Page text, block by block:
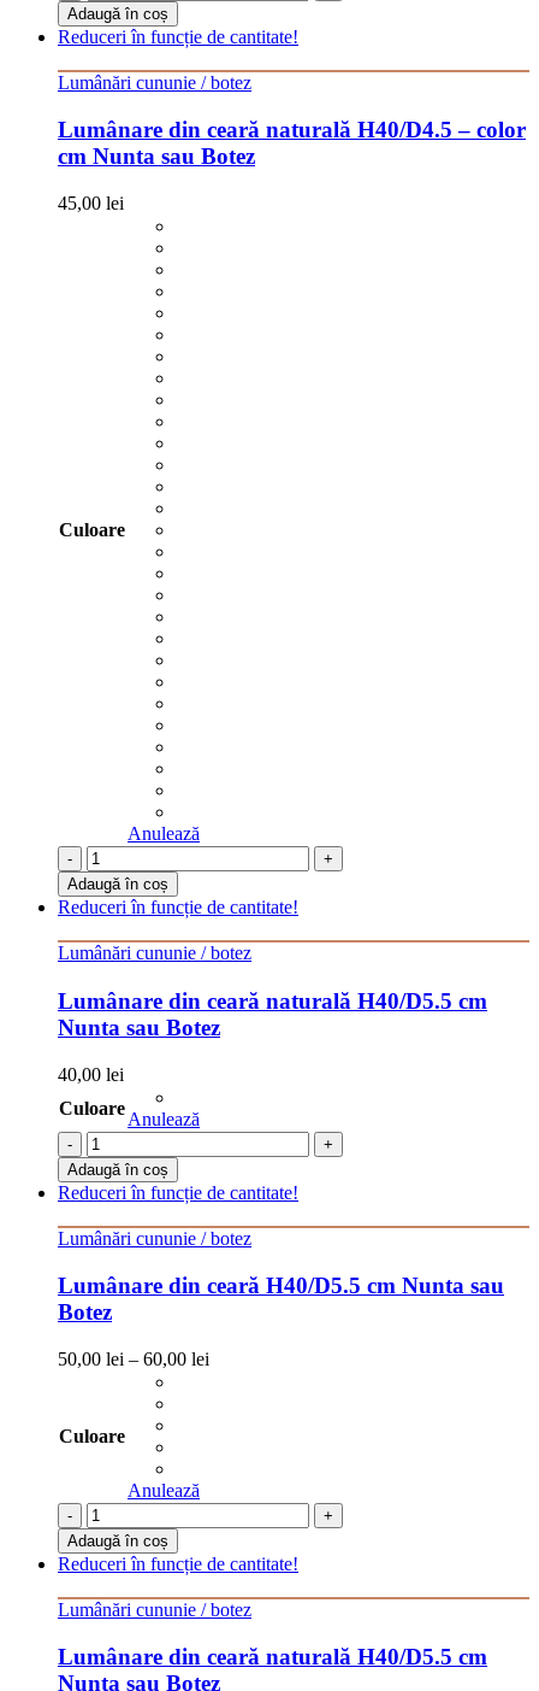
Adaugă în coș
Reduceri în funcție de cantitate!
Lumânări cununie / botez
Lumânare din ceară naturală H40/D4.5 – color
cm Nunta sau Botez
45,00 lei
Culoare
Anulează
-
+
Adaugă în coș
Reduceri în funcție de cantitate!
Lumânări cununie / botez
Lumânare din ceară naturală H40/D5.5 cm
Nunta sau Botez
40,00 lei
Culoare
Anulează
-
+
Adaugă în coș
Reduceri în funcție de cantitate!
Lumânări cununie / botez
Lumânare din ceară H40/D5.5 cm Nunta sau
Botez
50,00 lei – 60,00 lei
Culoare
Anulează
-
+
Adaugă în coș
Reduceri în funcție de cantitate!
Lumânări cununie / botez
Lumânare din ceară naturală H40/D5.5 cm
Nunta sau Botez